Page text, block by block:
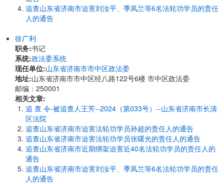
追查山东省济南市迫害刘汝平、季凤兰等6名法轮功学员的责任
人的通告
徐广利
职务:书记
系统:政法委系统
现任单位:山东省济南市市中区政法委
地址:山东省济南市市中区经八路122号6楼 市中区政法委
邮编：250001
相关文章:
追 查 令-被追查人王芳--2024（第033号）--山东省济南市长清
区法院
追查山东省济南市迫害法轮功学员孙超的责任人的通告
追查山东省济南市迫害法轮功学员张曙光的责任人的通告
追查山东省济南市近期绑架迫害近40名法轮功学员的责任人的
通告
追查山东省济南市迫害刘汝平、季凤兰等6名法轮功学员的责任
人的通告